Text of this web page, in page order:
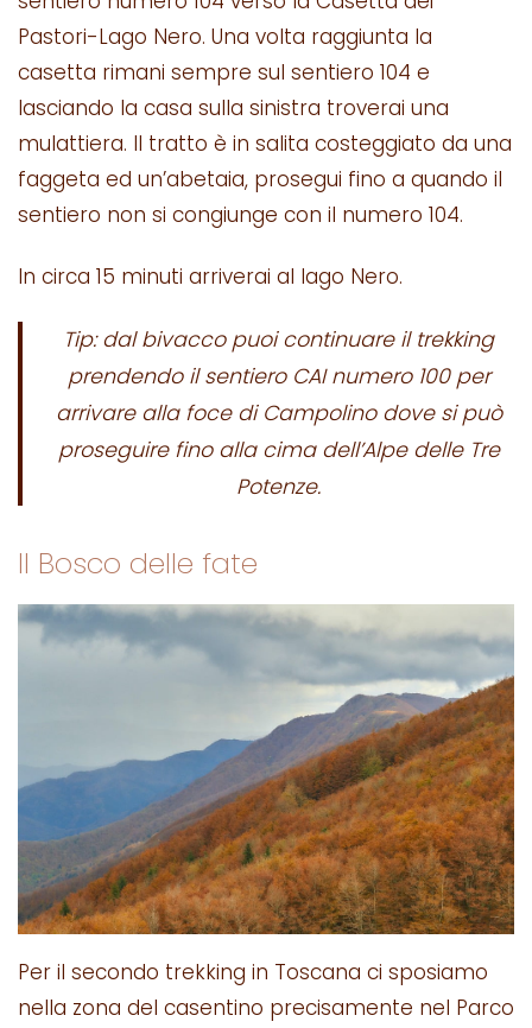
Pastori-Lago Nero. Una volta raggiunta la
casetta rimani sempre sul sentiero 104 e
lasciando la casa sulla sinistra troverai una
mulattiera. Il tratto è in salita costeggiato da una
faggeta ed un’abetaia, prosegui fino a quando il
sentiero non si congiunge con il numero 104.
In circa 15 minuti arriverai al lago Nero.
Tip: dal bivacco puoi continuare il trekking
prendendo il sentiero CAI numero 100 per
arrivare alla foce di Campolino dove si può
proseguire fino alla cima dell’Alpe delle Tre
Potenze.
Il Bosco delle fate
Per il secondo trekking in Toscana ci sposiamo
nella zona del casentino precisamente nel Parco